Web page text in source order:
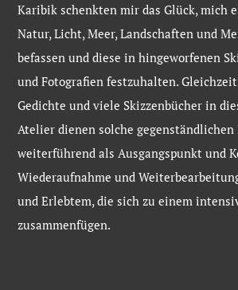
Karibik schenkten mir das Glück, mich
Natur, Licht, Meer, Landschaften und
befassen und diese in hingeworfenen
und Fotografien festzuhalten.
Gedichte und viele Skizzenbücher in
Atelier dienen solche
weiterführend als Ausgangspunkt und
Wiederaufnahme und
und Erlebtem, die sich zu einem
zusammenfügen.